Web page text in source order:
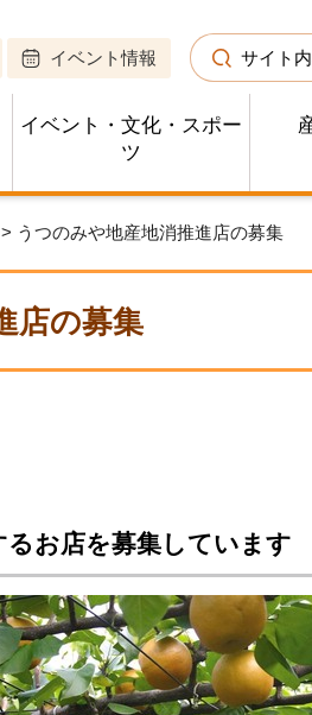
イベント情報 サイト
イベント・文化・スポー
ツ
> うつのみや地産地消推進店の募集
店の募集
お店を募集しています